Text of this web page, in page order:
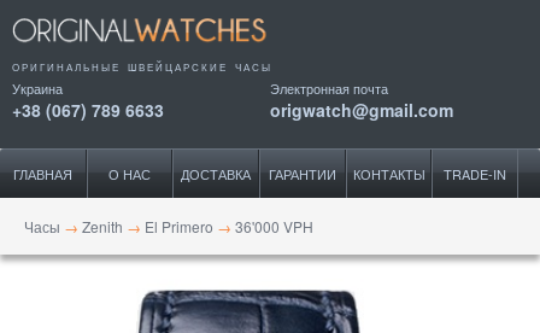
ОРИГИНАЛЬНЫЕ ШВЕЙЦАРСКИЕ ЧАСЫ
Украина
+38 (067) 789 6633
Электронная почта
origwatch@gmail.com
ГЛАВНАЯ О НАС ДОСТАВКА ГАРАНТИИ КОНТАКТЫ TRADE-IN
Часы → Zenith → El Primero → 36'000 VPH